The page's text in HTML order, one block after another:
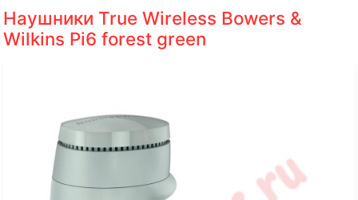
Наушники True Wireless Bowers &
Wilkins Pi6 forest green